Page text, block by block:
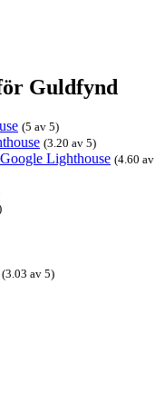
Guldfynd
(5 av 5)
(3.20 av 5)
Lighthouse (4.60 av
(3.03 av 5)